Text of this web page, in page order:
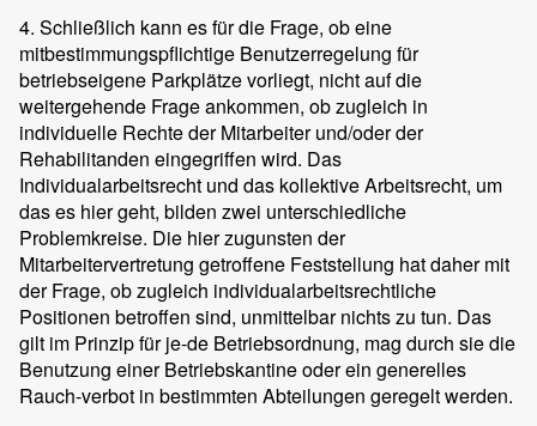
4. Schließlich kann es für die Frage, ob eine
mitbestimmungspflichtige Benutzerregelung für
betriebseigene Parkplätze vorliegt, nicht auf die
weitergehende Frage ankommen, ob zugleich in
individuelle Rechte der Mitarbeiter und/oder der
Rehabilitanden eingegriffen wird. Das
Individualarbeitsrecht und das kollektive Arbeitsrecht, um
das es hier geht, bilden zwei unterschiedliche
Problemkreise. Die hier zugunsten der
Mitarbeitervertretung getroffene Feststellung hat daher mit
der Frage, ob zugleich individualarbeitsrechtliche
Positionen betroffen sind, unmittelbar nichts zu tun. Das
gilt im Prinzip für je-de Betriebsordnung, mag durch sie die
Benutzung einer Betriebskantine oder ein generelles
Rauch-verbot in bestimmten Abteilungen geregelt werden.